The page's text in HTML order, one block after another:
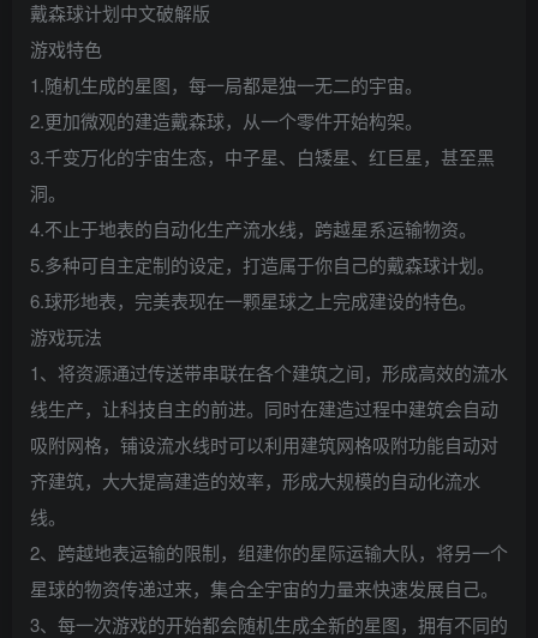
戴森球计划中文破解版
游戏特色
1.随机生成的星图，每一局都是独一无二的宇宙。
2.更加微观的建造戴森球，从一个零件开始构架。
3.千变万化的宇宙生态，中子星、白矮星、红巨星，甚至黑
洞。
4.不止于地表的自动化生产流水线，跨越星系运输物资。
5.多种可自主定制的设定，打造属于你自己的戴森球计划。
6.球形地表，完美表现在一颗星球之上完成建设的特色。
游戏玩法
1、将资源通过传送带串联在各个建筑之间，形成高效的流水
线生产，让科技自主的前进。同时在建造过程中建筑会自动
吸附网格，铺设流水线时可以利用建筑网格吸附功能自动对
齐建筑，大大提高建造的效率，形成大规模的自动化流水
线。
2、跨越地表运输的限制，组建你的星际运输大队，将另一个
星球的物资传递过来，集合全宇宙的力量来快速发展自己。
3、每一次游戏的开始都会随机生成全新的星图，拥有不同的